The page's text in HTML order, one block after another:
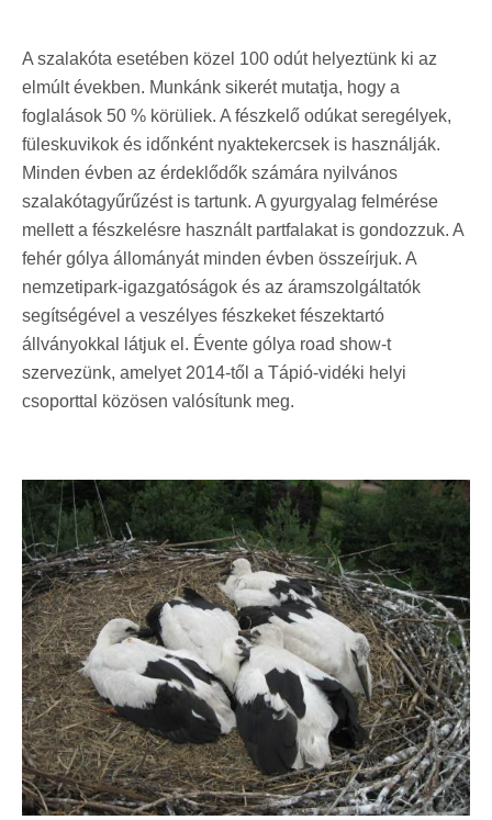
A szalakóta esetében közel 100 odút helyeztünk ki az
elmúlt években. Munkánk sikerét mutatja, hogy a
foglalások 50 % körüliek. A fészkelő odúkat seregélyek,
füleskuvikok és időnként nyaktekercsek is használják.
Minden évben az érdeklődők számára nyilvános
szalakótagyűrűzést is tartunk. A gyurgyalag felmérése
mellett a fészkelésre használt partfalakat is gondozzuk. A
fehér gólya állományát minden évben összeírjuk. A
nemzetipark-igazgatóságok és az áramszolgáltatók
segítségével a veszélyes fészkeket fészektartó
állványokkal látjuk el. Évente gólya road show-t
szervezünk, amelyet 2014-től a Tápió-vidéki helyi
csoporttal közösen valósítunk meg.